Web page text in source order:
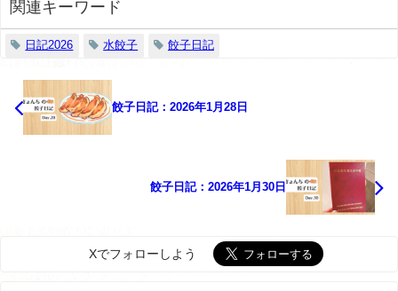
関連キーワード
日記2026 水餃子 餃子日記
餃子日記：2026年1月28日
餃子日記：2026年1月30日
Xでフォローしよう